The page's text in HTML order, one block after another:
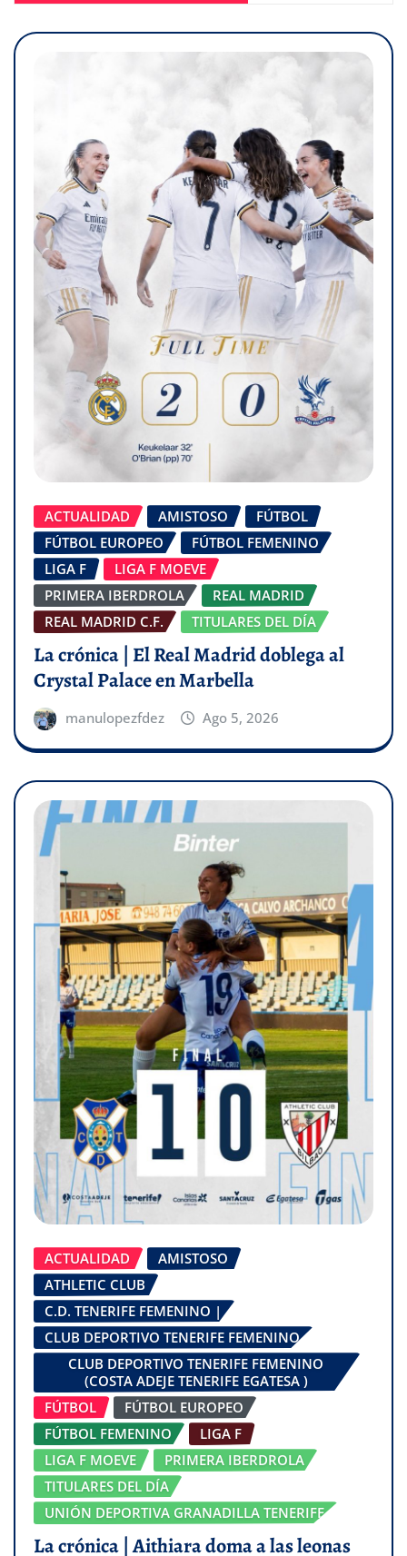
ACTUALIDAD AMISTOSO
FÚTBOL
FÚTBOL EUROPEO
FÚTBOL FEMENINO
LIGA F
LIGA F MOEVE
PRIMERA IBERDROLA
REAL MADRID
REAL MADRID C.F.
TITULARES DEL DÍA
La crónica | El Real Madrid doblega al
Crystal Palace en Marbella
manulopezfdez Ago 5, 2026
ACTUALIDAD
AMISTOSO
ATHLETIC CLUB
C.D. TENERIFE FEMENINO |
CLUB DEPORTIVO TENERIFE FEMENINO
CLUB DEPORTIVO TENERIFE FEMENINO
(COSTA ADEJE TENERIFE EGATESA )
FÚTBOL
FÚTBOL EUROPEO
FÚTBOL FEMENINO
LIGA F
LIGA F MOEVE
PRIMERA IBERDROLA
TITULARES DEL DÍA
UNIÓN DEPORTIVA GRANADILLA TENERIFE
La crónica | Aithiara doma a las leonas